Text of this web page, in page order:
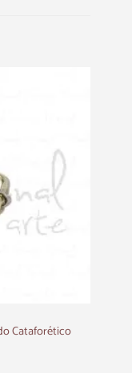
Cataforético